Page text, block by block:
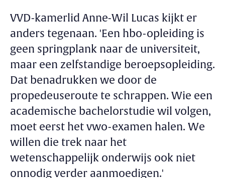
VVD-kamerlid Anne-Wil Lucas kijkt er
anders tegenaan. 'Een hbo-opleiding is
geen springplank naar de universiteit,
maar een zelfstandige beroepsopleiding.
Dat benadrukken we door de
propedeuseroute te schrappen. Wie een
academische bachelorstudie wil volgen,
moet eerst het vwo-examen halen. We
willen die trek naar het
wetenschappelijk onderwijs ook niet
onnodig verder aanmoedigen.'